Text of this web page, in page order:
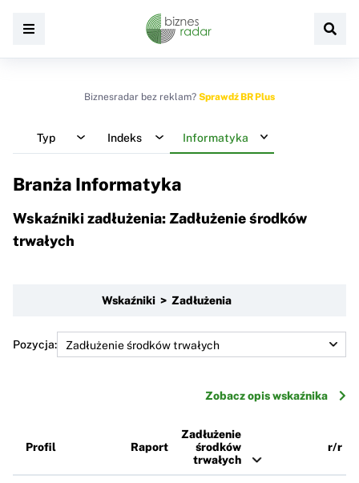
Biznesradar bez reklam? Sprawdź BR Plus
Typ Indeks Informatyka
Branża Informatyka
Wskaźniki zadłużenia: Zadłużenie środków
trwałych
Wskaźniki > Zadłużenia
Pozycja:
Zobacz opis wskaźnika
Profil Raport
Zadłużenie
środków
trwałych
r/r